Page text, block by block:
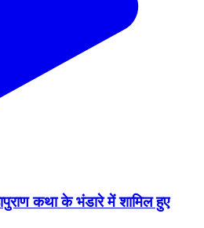
कथा के भंडारे में शामिल हुए